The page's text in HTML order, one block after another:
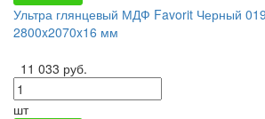
Ультра глянцевый МДФ Favorit Черный
2800x2070x16 мм
11 033 руб.
шт